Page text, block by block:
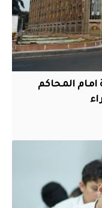
المحاكم